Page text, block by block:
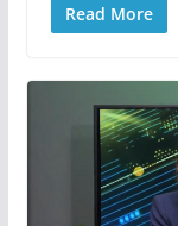
Read More